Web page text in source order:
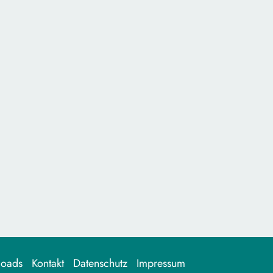
Kontakt Datenschutz Impressum